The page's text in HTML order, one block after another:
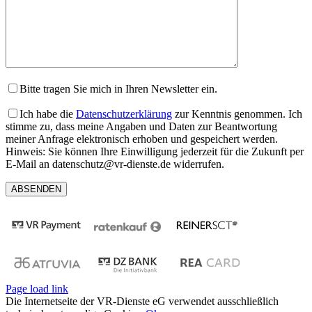
Bitte tragen Sie mich in Ihren Newsletter ein.
Ich habe die Datenschutzerklärung zur Kenntnis genommen. Ich
stimme zu, dass meine Angaben und Daten zur Beantwortung
meiner Anfrage elektronisch erhoben und gespeichert werden.
Hinweis: Sie können Ihre Einwilligung jederzeit für die Zukunft per
E-Mail an datenschutz@vr-dienste.de widerrufen.
Page load link
Die Internetseite der VR-Dienste eG verwendet ausschließlich